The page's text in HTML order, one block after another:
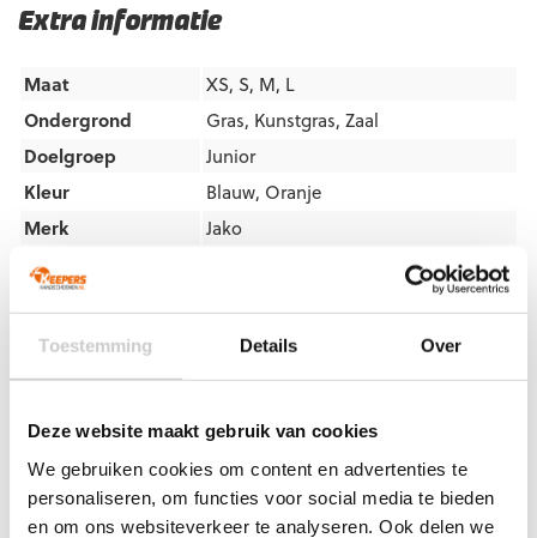
Toestemming Details Over
Deze website maakt gebruik van cookies
We gebruiken cookies om content en advertenties te
personaliseren, om functies voor social media te bieden
en om ons websiteverkeer te analyseren. Ook delen we
EAN code
Eigenschappen
4067633200777
Maat: S
4067633200784
Maat: M
4067633200791
Maat: L
Let op!Houd rekening met 1-2 werkdagen extra levertijd
Bedrukte artikelen kunnen wij helaas niet terugnemen.
Artikelnummer:2776-434Categorieën: Jako
Keepersbescherming ,Jako scheenbeschermers,
Keepersbescherming,Nieuw ,Scheenbeschermers
Extra informatie
Maat
XS, S, M, L
Ondergrond
Gras, Kunstgras, Zaal
Doelgroep
Junior
Kleur
Blauw, Oranje
Merk
Jako